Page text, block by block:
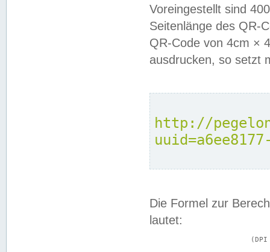
Voreingestellt sind
Seitenlänge des QR-
QR-Code von 4cm ×
ausdrucken, so setzt
http://
Die Formel zur
lautet: